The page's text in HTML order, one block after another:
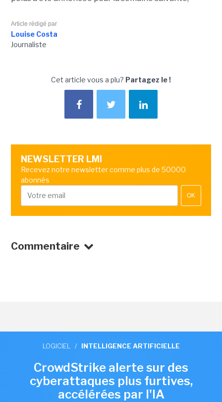
Article rédigé par
Louise Costa
Journaliste
Cet article vous a plu? Partagez le !
NEWSLETTER LMI
Recevez notre newsletter comme plus de 50000
abonnés
OK
Commentaire
LOGICIEL / INTELLIGENCE ARTIFICIELLE
CrowdStrike alerte sur des
cyberattaques plus furtives,
accélérées par l'IA